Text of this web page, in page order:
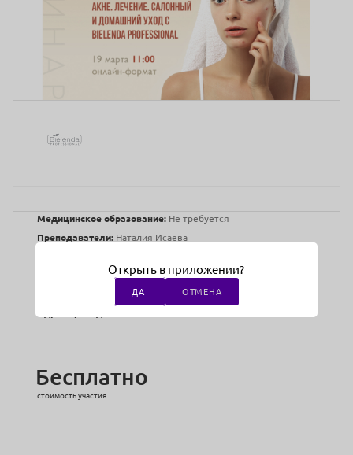
Медицинское образование: Не требуется
Преподаватели: Наталия Исаева
Сертифицированный тренер-косметолог международных
Бесплатно
стоимость участия
Открыть в приложении?
ДА ОТМЕНА